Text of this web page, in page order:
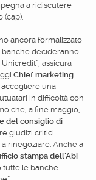
a ridiscutere
(cap).
ancora formalizzato
banche decideranno
assicura
Chief marketing
accogliere una
in difficoltà con
che, a fine maggio,
del consiglio di
giudizi critici
rinegoziare. Anche a
stampa dell’Abi
tutte le banche